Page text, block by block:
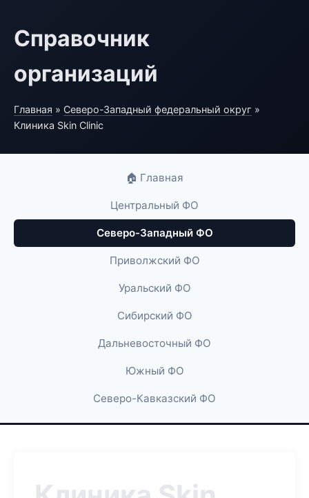
Справочник
организаций
Главная » Северо-Западный федеральный округ »
Клиника Skin Clinic
🏠 Главная
Центральный ФО
Северо-Западный ФО
Приволжский ФО
Уральский ФО
Сибирский ФО
Дальневосточный ФО
Южный ФО
Северо-Кавказский ФО